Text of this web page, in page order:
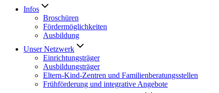
Infos
Broschüren
Fördermöglichkeiten
Ausbildung
Unser Netzwerk
Einrichtungsträger
Ausbildungsträger
Eltern-Kind-Zentren und Familienberatungsstellen
Frühförderung und integrative Angebote